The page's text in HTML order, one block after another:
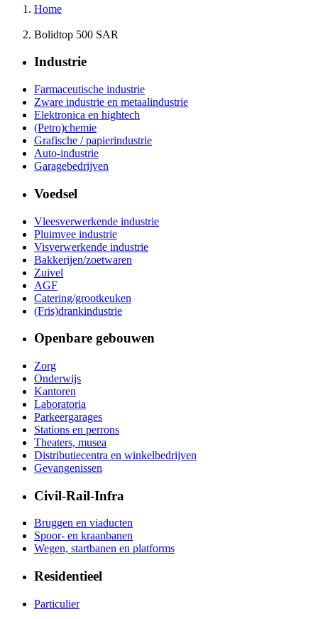
Home
Bolidtop 500 SAR
Industrie
Farmaceutische industrie
Zware industrie en metaalindustrie
Elektronica en hightech
(Petro)chemie
Grafische / papierindustrie
Auto-industrie
Garagebedrijven
Voedsel
Vleesverwerkende industrie
Pluimvee industrie
Visverwerkende industrie
Bakkerijen/zoetwaren
Zuivel
AGF
Catering/grootkeuken
(Fris)drankindustrie
Openbare gebouwen
Zorg
Onderwijs
Kantoren
Laboratoria
Parkeergarages
Stations en perrons
Theaters, musea
Distributiecentra en winkelbedrijven
Gevangenissen
Civil-Rail-Infra
Bruggen en viaducten
Spoor- en kraanbanen
Wegen, startbanen en platforms
Residentieel
Particulier